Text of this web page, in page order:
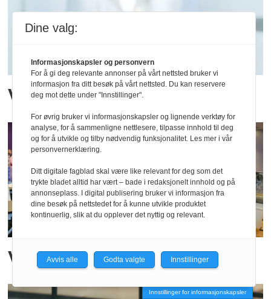
Vi trenger mer omstilling
Verdien av styrearbeid
Innstillinger for informasjonskapsler
Dine valg:
Informasjonskapsler og personvern
For å gi deg relevante annonser på vårt nettsted bruker vi
informasjon fra ditt besøk på vårt nettsted. Du kan reservere
deg mot dette under "Innstillinger".
For øvrig bruker vi informasjonskapsler og lignende verktøy for
analyse, for å sammenligne nettlesere, tilpasse innhold til deg
og for å utvikle og tilby nødvendig funksjonalitet. Les mer i vår
personvernerklæring.
Ditt digitale fagblad skal være like relevant for deg som det
trykte bladet alltid har vært – bade i redaksjonelt innhold og på
annonseplass. I digital publisering bruker vi informasjon fra
dine besøk på nettstedet for å kunne utvikle produktet
kontinuerlig, slik at du opplever det nyttig og relevant.
Avvis alle Godta valgte Innstillinger